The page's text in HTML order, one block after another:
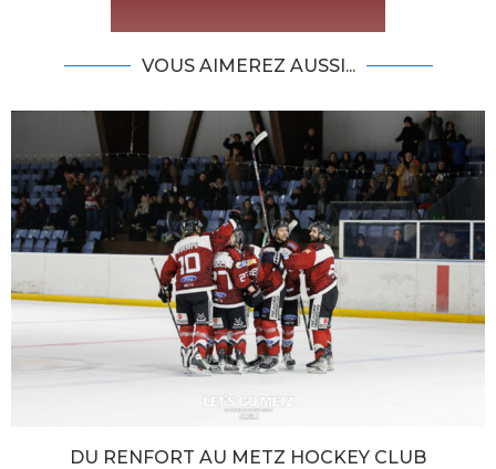
VOUS AIMEREZ AUSSI...
DU RENFORT AU METZ HOCKEY CLUB